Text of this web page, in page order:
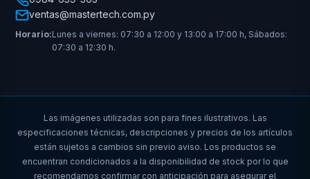
ventas@mastertech.com.py
Horario:Lunes a viernes: 07:30 a 12:00 y 13:00 a 17:00 h, Sábados:
07:30 a 12:30 h.
Las imágenes utilizadas son para fines ilustrativos. Las
especificaciones técnicas, descripciones y precios de los artículos
están sujetos a cambios sin previo aviso. Los productos se
encuentran condicionados a la disponibilidad de stock por lo que
recomendamos confirmar con anticipación para asegurar el